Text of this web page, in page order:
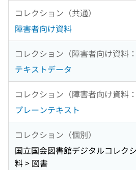
コレクション（共通）
障害者向け資料
コレクション（障害者向け資料：
テキストデータ
コレクション（障害者向け資料：
プレーンテキスト
コレクション（個別）
国立国会図書館デジタルコレク
料 > 図書